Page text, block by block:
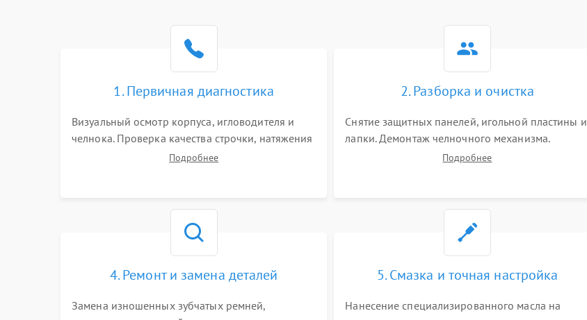
1. Первичная диагностика
Визуальный осмотр корпуса, игловодителя и
челнока. Проверка качества строчки, натяжения
нитей и работы педали. Выявление посторонних
Подробнее
2. Разборка и очистка
Снятие защитных панелей, игольной пластины и
лапки. Демонтаж челночного механизма.
Тщательная очистка внутренних узлов от
Подробнее
4. Ремонт и замена деталей
Замена изношенных зубчатых ремней,
5. Смазка и точная настройка
Нанесение специализированного масла на